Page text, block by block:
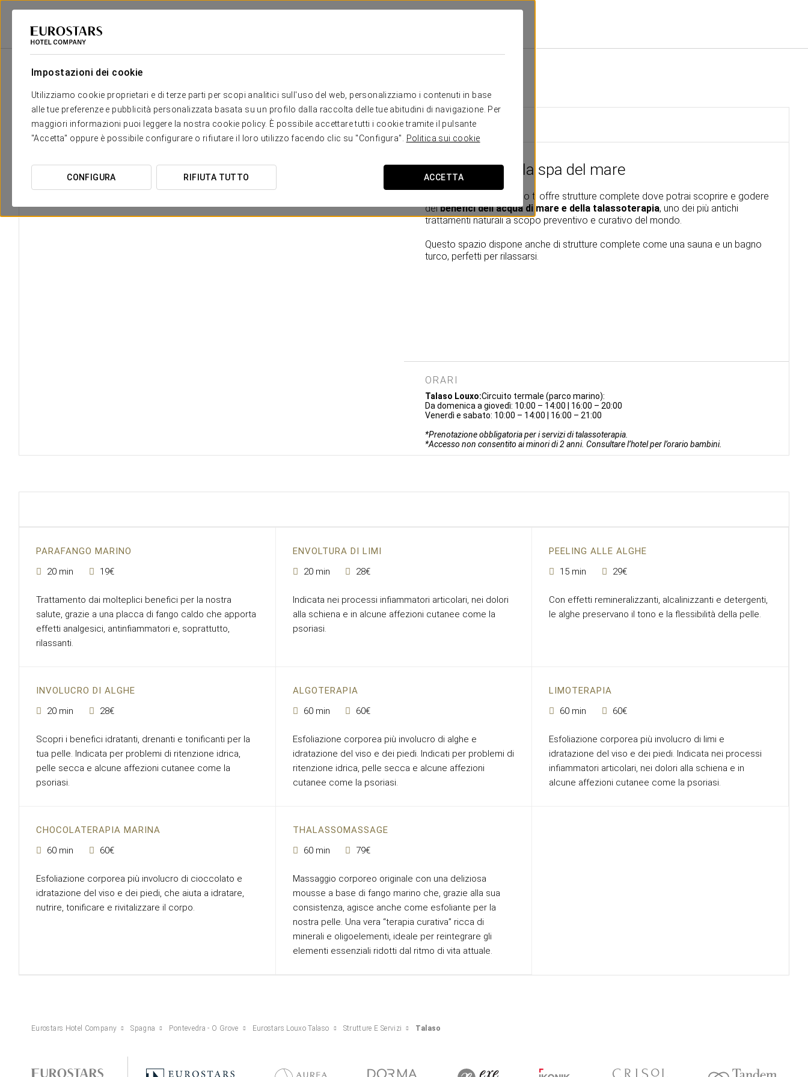
Impostazioni dei cookie
Utilizziamo cookie proprietari e di terze parti per scopi analitici sull'uso del web, personalizziamo i contenuti in base
alle tue preferenze e pubblicità personalizzata basata su un profilo dalla raccolta delle tue abitudini di navigazione. Per
maggiori informazioni puoi leggere la nostra cookie policy. È possibile accettare tutti i cookie tramite il pulsante
"Accetta" oppure è possibile configurare o rifiutare il loro utilizzo facendo clic su "Configura".
Politica sui cookie
CONFIGURA RIFIUTA TUTTO ACCETTA
Eurostars Hotel Company
Talaso Louxo: la spa del mare
L'Eurostars Louxo Talaso ti offre strutture complete dove potrai scoprire e godere
deibenefici dell'acqua di mare e della talassoterapia, uno dei più antichi
trattamenti naturali a scopo preventivo e curativo del mondo.
Questo spazio dispone anche di strutture complete come una sauna e un bagno
turco, perfetti per rilassarsi.
ORARI
Talaso Louxo:Circuito termale (parco marino):
Da domenica a giovedì: 10:00 – 14:00 | 16:00 – 20:00
Venerdì e sabato: 10:00 – 14:00 | 16:00 – 21:00
*Prenotazione obbligatoria per i servizi di talassoterapia.
*Accesso non consentito ai minori di 2 anni. Consultare l’hotel per l’orario bambini.
PARAFANGO MARINO
20 min
19€
Trattamento dai molteplici benefici per la nostra
salute, grazie a una placca di fango caldo che apporta
effetti analgesici, antinfiammatori e, soprattutto,
rilassanti.
ENVOLTURA DI LIMI
20 min
28€
Indicata nei processi infiammatori articolari, nei dolori
alla schiena e in alcune affezioni cutanee come la
psoriasi.
PEELING ALLE ALGHE
15 min
29€
Con effetti remineralizzanti, alcalinizzanti e detergenti,
le alghe preservano il tono e la flessibilità della pelle.
INVOLUCRO DI ALGHE
20 min
28€
Scopri i benefici idratanti, drenanti e tonificanti per la
tua pelle. Indicata per problemi di ritenzione idrica,
pelle secca e alcune affezioni cutanee come la
psoriasi.
ALGOTERAPIA
60 min
60€
Esfoliazione corporea più involucro di alghe e
idratazione del viso e dei piedi. Indicati per problemi di
ritenzione idrica, pelle secca e alcune affezioni
cutanee come la psoriasi.
LIMOTERAPIA
60 min
60€
Esfoliazione corporea più involucro di limi e
idratazione del viso e dei piedi. Indicata nei processi
infiammatori articolari, nei dolori alla schiena e in
alcune affezioni cutanee come la psoriasi.
CHOCOLATERAPIA MARINA
60 min
60€
Esfoliazione corporea più involucro di cioccolato e
idratazione del viso e dei piedi, che aiuta a idratare,
nutrire, tonificare e rivitalizzare il corpo.
THALASSOMASSAGE
60 min
79€
Massaggio corporeo originale con una deliziosa
mousse a base di fango marino che, grazie alla sua
consistenza, agisce anche come esfoliante per la
nostra pelle. Una vera “terapia curativa” ricca di
minerali e oligoelementi, ideale per reintegrare gli
elementi essenziali ridotti dal ritmo di vita attuale.
Eurostars Hotel Company Spagna Pontevedra - O Grove Eurostars Louxo Talaso Strutture E Servizi Talaso